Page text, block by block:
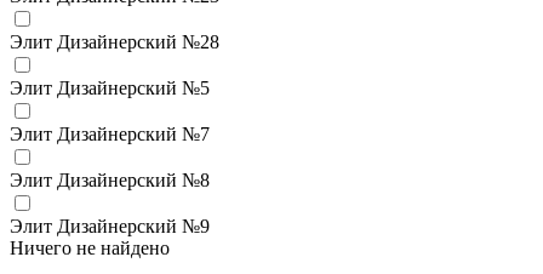
Элит Дизайнерский №28
Элит Дизайнерский №5
Элит Дизайнерский №7
Элит Дизайнерский №8
Элит Дизайнерский №9
Ничего не найдено